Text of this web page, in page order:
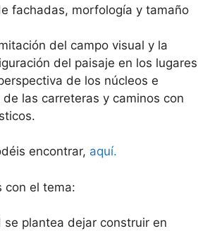
fachadas, morfología y tamaño
del campo visual y la
del paisaje en los lugares
de los núcleos e
las carreteras y caminos con
encontrar, aquí.
con el tema:
se plantea dejar construir en